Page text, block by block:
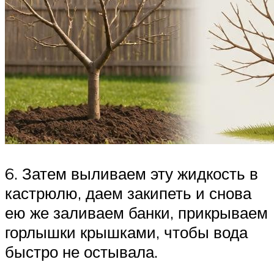
6. Затем выливаем эту жидкость в
кастрюлю, даем закипеть и снова
ею же заливаем банки, прикрываем
горлышки крышками, чтобы вода
быстро не остывала.